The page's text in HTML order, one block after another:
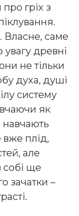
гріх з
Власне, саме
древні
не тільки
духа, душі
систему
як
навчають
вже плід,
але
собі ще
зачатки –